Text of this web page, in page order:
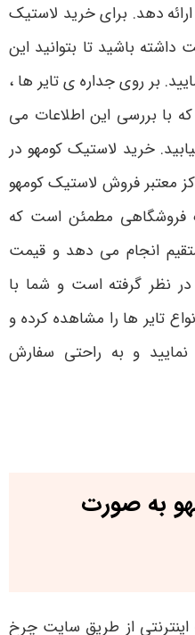
دهد. برای خرید لاستیک
باشید تا بتوانید این
بر روی جداره ی تایر ها ،
با بررسی این اطلاعات می
خرید لاستیک کومهو در
معتبر فروش لاستیک کومهو
فروشگاهی مطمئن است که
انجام می دهد و قیمت
در نظر گرفته است و شما با
تایر ها را مشاهده کرده و
و به راحتی سفارش
به صورت
از طریق سایت چرخ